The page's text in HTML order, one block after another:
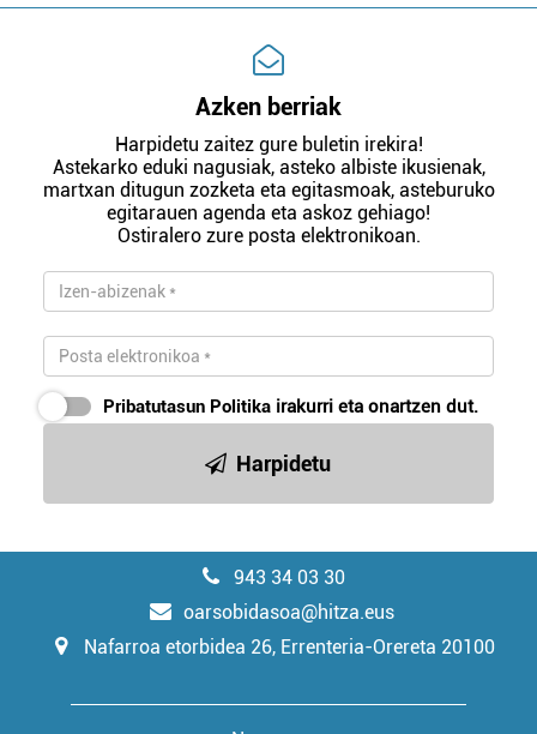
Azken berriak
Harpidetu zaitez gure buletin irekira!
Astekarko eduki nagusiak, asteko albiste ikusienak,
martxan ditugun zozketa eta egitasmoak, asteburuko
egitarauen agenda eta askoz gehiago!
Ostiralero zure posta elektronikoan.
Pribatutasun Politika irakurri eta onartzen dut.
Harpidetu
943 34 03 30
oarsobidasoa@hitza.eus
Nafarroa etorbidea 26, Errenteria-Orereta 20100